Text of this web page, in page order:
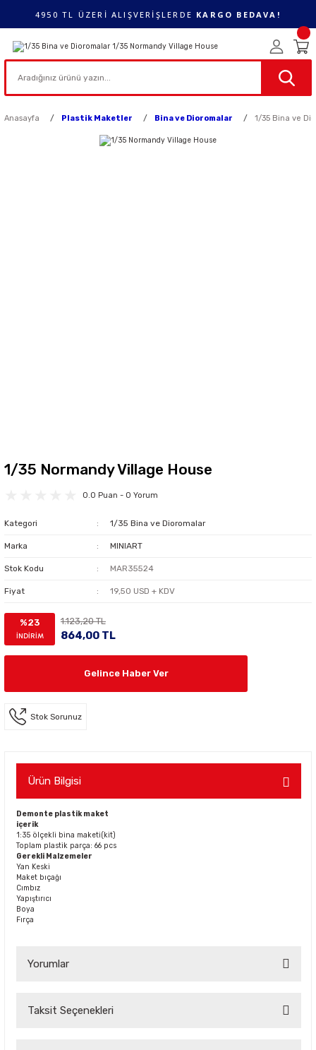
4950 TL ÜZERİ ALIŞVERİŞLERDE KARGO BEDAVA!
Anasayfa Plastik Maketler Bina ve Dioromalar 1/35 Bina ve
1/35 Normandy Village House
0.0 Puan - 0 Yorum
Kategori 1/35 Bina ve Dioromalar
Marka MINIART
Stok Kodu MAR35524
Fiyat 19,50 USD + KDV
%23
İNDİRİM
1.123,20 TL
864,00 TL
Gelince Haber Ver
Stok Sorunuz
Ürün Bilgisi
Demonte plastik maket
içerik
1:35 ölçekli bina maketi(kit)
Toplam plastik parça: 66 pcs
Gerekli Malzemeler
Yan Keski
Maket bıçağı
Cımbız
Yapıştırıcı
Boya
Fırça
Yorumlar
Taksit Seçenekleri